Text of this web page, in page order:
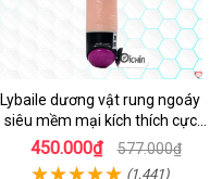
Lybaile dương vật rung ngoáy
siêu mềm mại kích thích cực
mạnh
450.000₫ 577.000₫
(1,441)